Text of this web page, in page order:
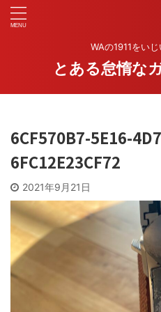
WAの1911をい
とある怠惰な
6CF570B7-5E16-
6FC12E23CF72
2021年9月21日